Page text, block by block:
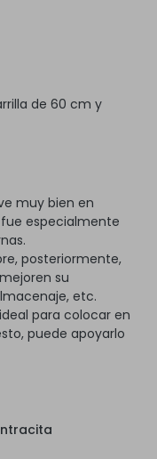
de 60 cm y
muy bien en
especialmente
posteriormente,
su
etc.
para colocar en
puede apoyarlo